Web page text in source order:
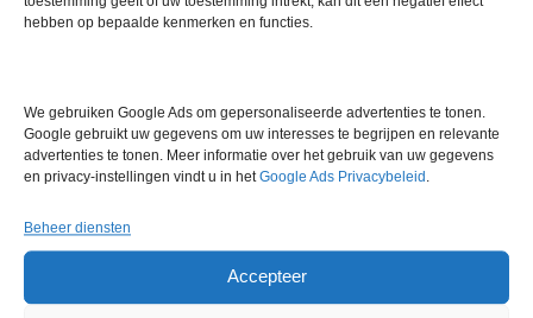
hebben op bepaalde kenmerken en functies.
We gebruiken Google Ads om gepersonaliseerde advertenties te tonen.
Google gebruikt uw gegevens om uw interesses te begrijpen en relevante
advertenties te tonen. Meer informatie over het gebruik van uw gegevens
en privacy-instellingen vindt u in hetGoogle Ads Privacybeleid .
Beheer diensten
Accepteer
Nieuwprijs 47000
Merk Overige merken